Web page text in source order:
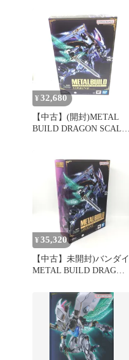
¥ 32,680
【中古】(開封)METAL
BUILD DRAGON SCALE
¥ 35,320
【中古】未開封)バンダイ
METAL BUILD DRAGON
Story of Aura Battler
DUNBINE[6]